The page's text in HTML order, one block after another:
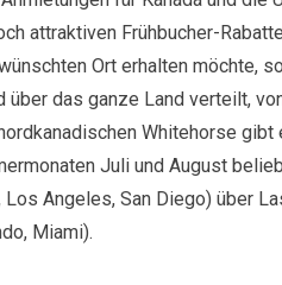
attraktiven Frühbucher-
Ort erhalten möchte,
über das ganze Land verteilt,
Whitehorse
Juli und August
Angeles, San Diego) über
Miami).